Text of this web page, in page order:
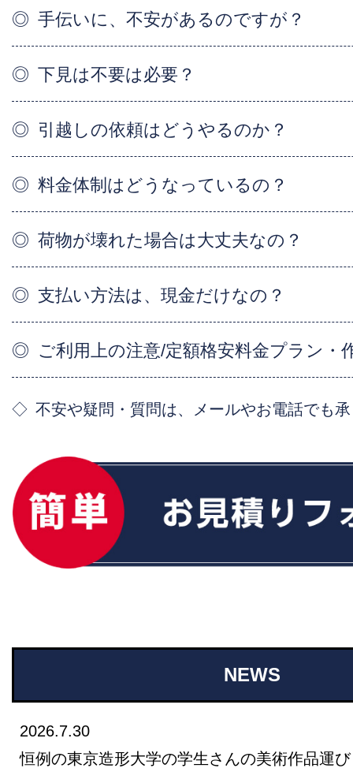
手伝いに、不安があるのですが？
下見は不要は必要？
引越しの依頼はどうやるのか？
料金体制はどうなっているの？
荷物が壊れた場合は大丈夫なの？
支払い方法は、現金だけなの？
ご利用上の注意/定額格安料金プラン・
不安や疑問・質問は、メールやお電話でも
NEWS
2026.7.30
恒例の東京造形大学の学生さんの美術作品運び